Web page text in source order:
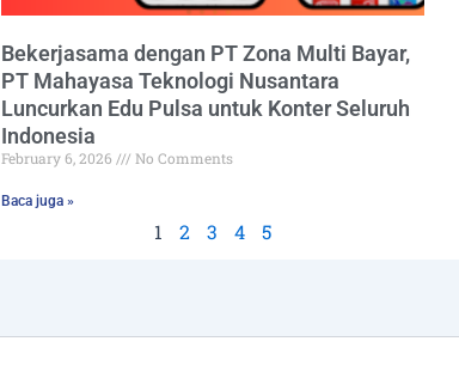
Bekerjasama dengan PT Zona Multi Bayar,
PT Mahayasa Teknologi Nusantara
Luncurkan Edu Pulsa untuk Konter Seluruh
Indonesia
February 6, 2026 No Comments
Baca juga »
1 2 3 4 5